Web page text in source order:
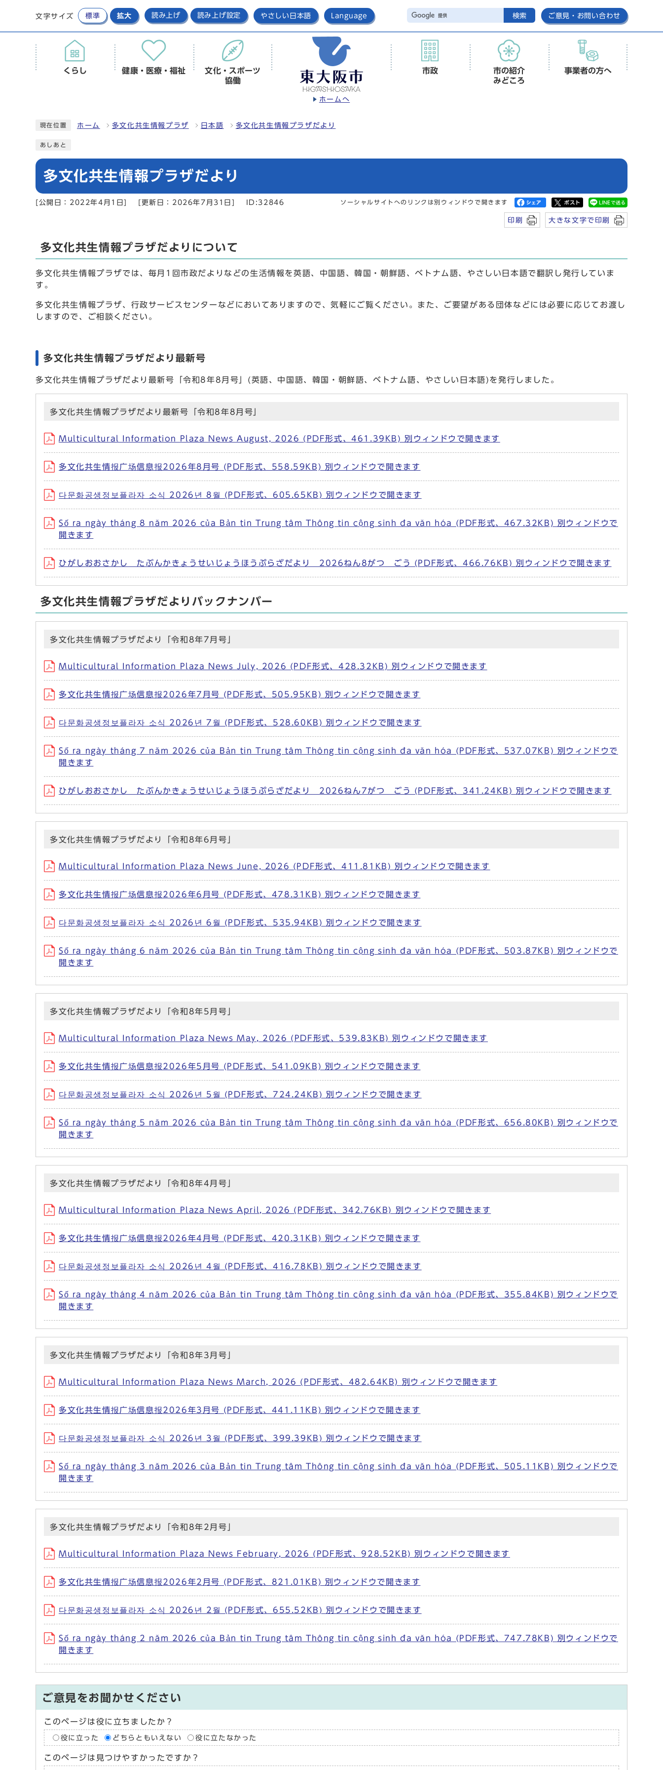
文字サイズ 標準 拡大 読み上げ 読み上げ設定 やさしい日本語 Language 検索 ご意見・お問い合わせ
ホームへ
くらし 健康・医療・福祉
文化・スポーツ
協働
市政
市の紹介
みどころ
事業者の方へ
現在位置 ホーム 多文化共生情報プラザ 日本語 多文化共生情報プラザだより
あしあと
多文化共生情報プラザだより
[公開日：2022年4月1日] [更新日：2026年7月31日] ID:32846 ソーシャルサイトへのリンクは別ウィンドウで開きます
印刷 大きな文字で印刷
多文化共生情報プラザだよりについて
多文化共生情報プラザでは、毎月1回市政だよりなどの生活情報を英語、中国語、韓国・朝鮮語、ベトナム語、やさしい日本語で翻訳し発行していま
す。
多文化共生情報プラザ、行政サービスセンターなどにおいてありますので、気軽にご覧ください。また、ご要望がある団体などには必要に応じてお渡し
しますので、ご相談ください。
多文化共生情報プラザだより最新号
多文化共生情報プラザだより最新号「令和8年8月号」(英語、中国語、韓国・朝鮮語、ベトナム語、やさしい日本語)を発行しました。
多文化共生情報プラザだより最新号「令和8年8月号」
Multicultural Information Plaza News August, 2026 (PDF形式、461.39KB) 別ウィンドウで開きます
多文化共生情报广场信息报2026年8月号 (PDF形式、558.59KB) 別ウィンドウで開きます
다문화공생정보플라자 소식 2026년 8월 (PDF形式、605.65KB) 別ウィンドウで開きます
Số ra ngày tháng 8 năm 2026 của Bản tin Trung tâm Thông tin cộng sinh đa văn hóa (PDF形式、467.32KB) 別ウィンドウで
開きます
ひがしおおさかし たぶんかきょうせいじょうほうぷらざだより 2026ねん8がつ ごう (PDF形式、466.76KB) 別ウィンドウで開きます
多文化共生情報プラザだよりバックナンバー
多文化共生情報プラザだより「令和8年7月号」
Multicultural Information Plaza News July, 2026 (PDF形式、428.32KB) 別ウィンドウで開きます
多文化共生情报广场信息报2026年7月号 (PDF形式、505.95KB) 別ウィンドウで開きます
다문화공생정보플라자 소식 2026년 7월 (PDF形式、528.60KB) 別ウィンドウで開きます
Số ra ngày tháng 7 năm 2026 của Bản tin Trung tâm Thông tin cộng sinh đa văn hóa (PDF形式、537.07KB) 別ウィンドウで
開きます
ひがしおおさかし たぶんかきょうせいじょうほうぷらざだより 2026ねん7がつ ごう (PDF形式、341.24KB) 別ウィンドウで開きます
多文化共生情報プラザだより「令和8年6月号」
Multicultural Information Plaza News June, 2026 (PDF形式、411.81KB) 別ウィンドウで開きます
多文化共生情报广场信息报2026年6月号 (PDF形式、478.31KB) 別ウィンドウで開きます
다문화공생정보플라자 소식 2026년 6월 (PDF形式、535.94KB) 別ウィンドウで開きます
Số ra ngày tháng 6 năm 2026 của Bản tin Trung tâm Thông tin cộng sinh đa văn hóa (PDF形式、503.87KB) 別ウィンドウで
開きます
多文化共生情報プラザだより「令和8年5月号」
Multicultural Information Plaza News May, 2026 (PDF形式、539.83KB) 別ウィンドウで開きます
多文化共生情报广场信息报2026年5月号 (PDF形式、541.09KB) 別ウィンドウで開きます
다문화공생정보플라자 소식 2026년 5월 (PDF形式、724.24KB) 別ウィンドウで開きます
Số ra ngày tháng 5 năm 2026 của Bản tin Trung tâm Thông tin cộng sinh đa văn hóa (PDF形式、656.80KB) 別ウィンドウで
開きます
多文化共生情報プラザだより「令和8年4月号」
Multicultural Information Plaza News April, 2026 (PDF形式、342.76KB) 別ウィンドウで開きます
多文化共生情报广场信息报2026年4月号 (PDF形式、420.31KB) 別ウィンドウで開きます
다문화공생정보플라자 소식 2026년 4월 (PDF形式、416.78KB) 別ウィンドウで開きます
Số ra ngày tháng 4 năm 2026 của Bản tin Trung tâm Thông tin cộng sinh đa văn hóa (PDF形式、355.84KB) 別ウィンドウで
開きます
多文化共生情報プラザだより「令和8年3月号」
Multicultural Information Plaza News March, 2026 (PDF形式、482.64KB) 別ウィンドウで開きます
多文化共生情报广场信息报2026年3月号 (PDF形式、441.11KB) 別ウィンドウで開きます
다문화공생정보플라자 소식 2026년 3월 (PDF形式、399.39KB) 別ウィンドウで開きます
Số ra ngày tháng 3 năm 2026 của Bản tin Trung tâm Thông tin cộng sinh đa văn hóa (PDF形式、505.11KB) 別ウィンドウで
開きます
多文化共生情報プラザだより「令和8年2月号」
Multicultural Information Plaza News February, 2026 (PDF形式、928.52KB) 別ウィンドウで開きます
多文化共生情报广场信息报2026年2月号 (PDF形式、821.01KB) 別ウィンドウで開きます
다문화공생정보플라자 소식 2026년 2월 (PDF形式、655.52KB) 別ウィンドウで開きます
Số ra ngày tháng 2 năm 2026 của Bản tin Trung tâm Thông tin cộng sinh đa văn hóa (PDF形式、747.78KB) 別ウィンドウで
開きます
ご意見をお聞かせください
このページは役に立ちましたか？
役に立った どちらともいえない 役に立たなかった
このページは見つけやすかったですか？